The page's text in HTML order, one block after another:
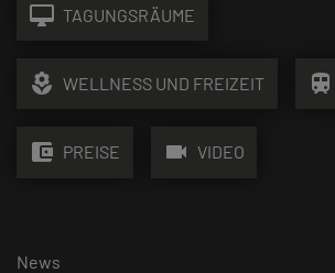
desktop_mac TAGUNGSRÄUME
local_florist WELLNESS UND FREIZEIT train
account_balance_wallet PREISE videocam VIDEO
News